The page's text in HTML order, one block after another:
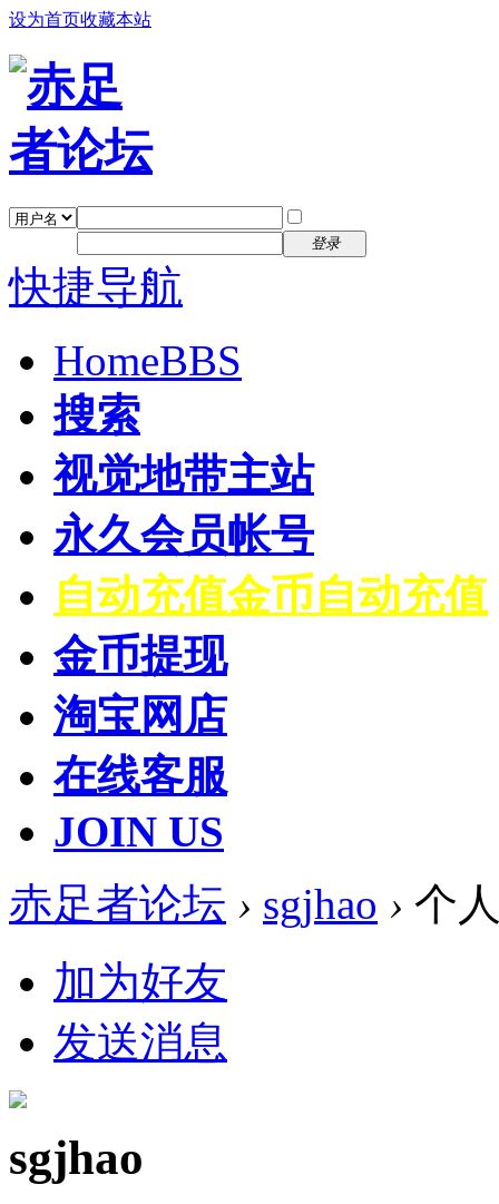
设为首页收藏本站
登录
快捷导航
HomeBBS
搜索
视觉地带主站
永久会员帐号
自动充值金币自动充值
金币提现
淘宝网店
在线客服
JOIN US
赤足者论坛 › sgjhao › 个
加为好友
发送消息
sgjhao